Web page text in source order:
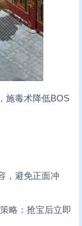
施毒术降低BOS
，避免正面冲
略：抢宝后立即